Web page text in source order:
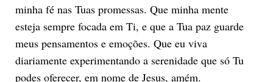
minha fé nas Tuas promessas. Que minha mente
esteja sempre focada em Ti, e que a Tua paz guarde
meus pensamentos e emoções. Que eu viva
diariamente experimentando a serenidade que só Tu
podes oferecer, em nome de Jesus, amém.